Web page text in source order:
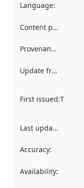
Language:
Content providers
Provenance
Update frequency
First issued:This
Last updated
Accuracy:
Availability: